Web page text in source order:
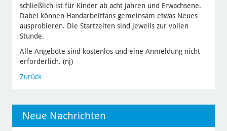
schließlich ist für Kinder ab acht Jahren und Erwachsene.
Dabei können Handarbeitfans gemeinsam etwas Neues
ausprobieren. Die Startzeiten sind jeweils zur vollen
Stunde.
Alle Angebote sind kostenlos und eine Anmeldung nicht
erforderlich. (nj)
Zurück
Neue Nachrichten